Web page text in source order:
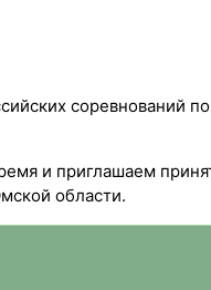
соревнований
и приглашаем
области.